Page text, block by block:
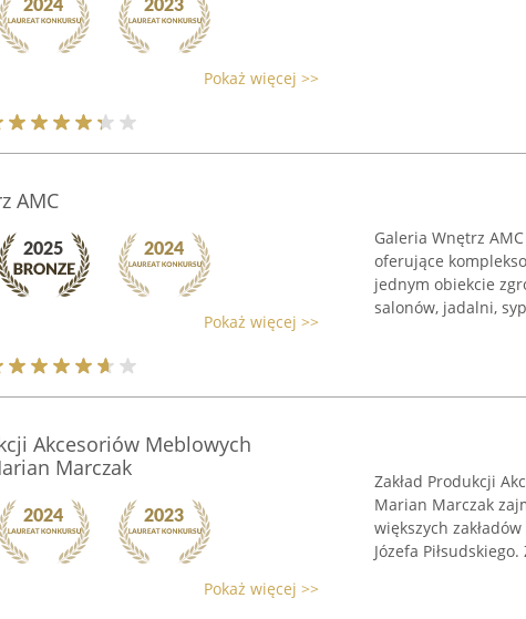
Pokaż więcej >>
AMC
Pokaż więcej >>
Galeria Wnętrz
oferujące
jednym obiekcie
salonów, jadalni,
Akcesoriów Meblowych
Marczak
Pokaż więcej >>
Zakład Produkcji
Marian Marczak
większych
Józefa